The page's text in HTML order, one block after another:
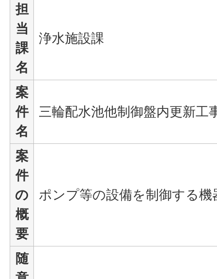
担
当
課
名
浄水施設課
案
件
名
三輪配水池他制御盤内更新工
案
件
の
概
要
ポンプ等の設備を制御する機
随